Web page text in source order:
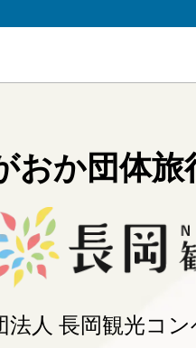
おか団体旅
法人 長岡観光コ